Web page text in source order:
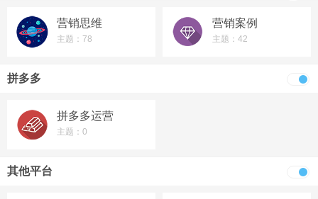
营销思维
主题：78
营销案例
主题：42
拼多多
拼多多运营
主题：0
其他平台